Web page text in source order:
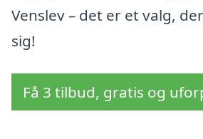
Venslev – det er et valg,
sig!
Få 3 tilbud, gratis og